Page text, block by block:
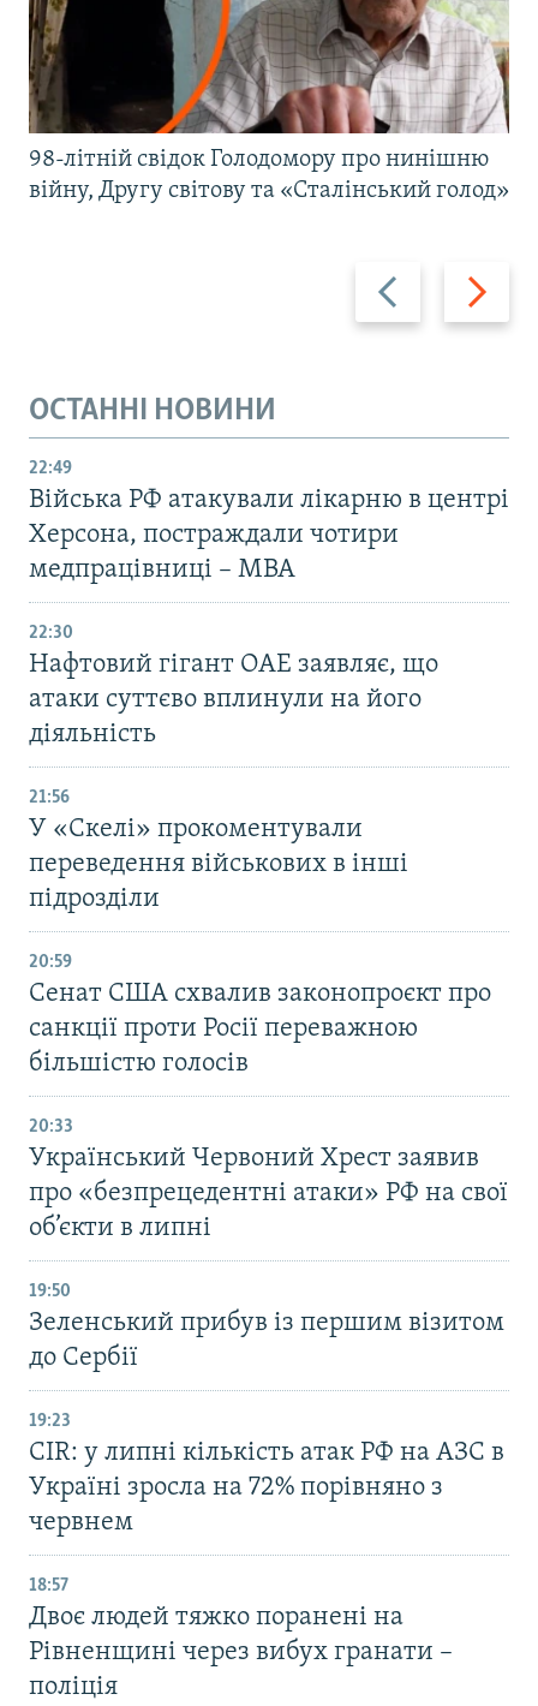
Назад Вперед
98-літній свідок Голодомору про нинішню
війну, Другу світову та «Сталінський голод»
ОСТАННІ НОВИНИ
22:49
Війська РФ атакували лікарню в центрі
Херсона, постраждали чотири
медпрацівниці – МВА
22:30
Нафтовий гігант ОАЕ заявляє, що
атаки суттєво вплинули на його
діяльність
21:56
У «Скелі» прокоментували
переведення військових в інші
підрозділи
20:59
Cенат США схвалив законопроєкт про
санкції проти Росії переважною
більшістю голосів
20:33
Український Червоний Хрест заявив
про «безпрецедентні атаки» РФ на свої
об’єкти в липні
19:50
Зеленський прибув із першим візитом
до Сербії
19:23
CIR: у липні кількість атак РФ на АЗС в
Україні зросла на 72% порівняно з
червнем
18:57
Двоє людей тяжко поранені на
Рівненщині через вибух гранати –
поліція